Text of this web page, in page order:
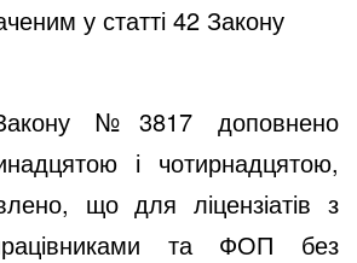
у статті 42 Закону
№3817доповнено
і чотирнадцятою,
що для ліцензіатів з
та ФОП без